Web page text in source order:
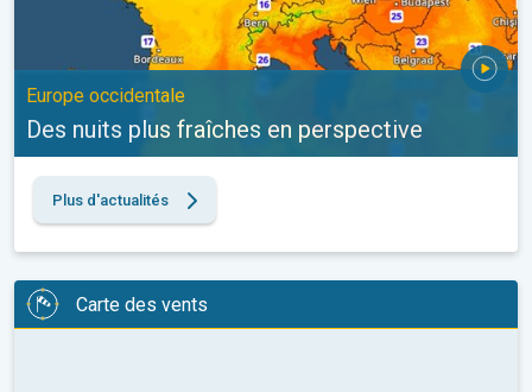
Europe occidentale
Des nuits plus fraîches en perspective
Plus d'actualités
Carte des vents